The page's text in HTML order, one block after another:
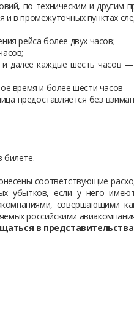
по техническим и другим
и в промежуточных пунктах
рейса более двух часов;
и далее каждые шесть часов
время и более шести часов
предоставляется без
билете.
соответствующие
убытков, если у него
совершающими
российскими
в представительства